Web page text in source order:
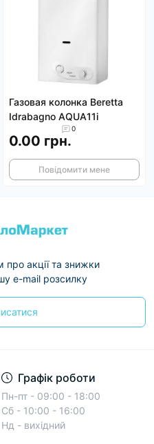
Газовая колонка Beretta
Idrabagno AQUA11i
0
0.00 грн.
Повідомити мене
про акції та знижки
e-mail розсилку
Графік роботи
Пн-пт - 09:00 - 18:00
Сб - 10:00 - 16:00
Нд - вихідний